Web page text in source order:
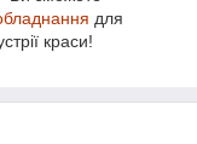
для
краси!